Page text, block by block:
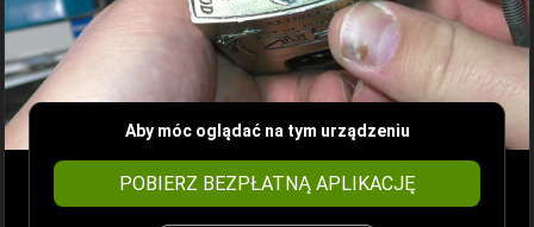
Aby móc oglądać na tym urządzeniu
POBIERZ BEZPŁATNĄ APLIKACJĘ